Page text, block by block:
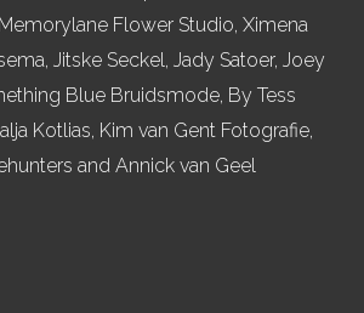
Flower Studio, Ximena
Jitske Seckel, Jady Satoer, Joey
Blue Bruidsmode, By Tess
Kotlias, Kim van Gent Fotografie,
and Annick van Geel